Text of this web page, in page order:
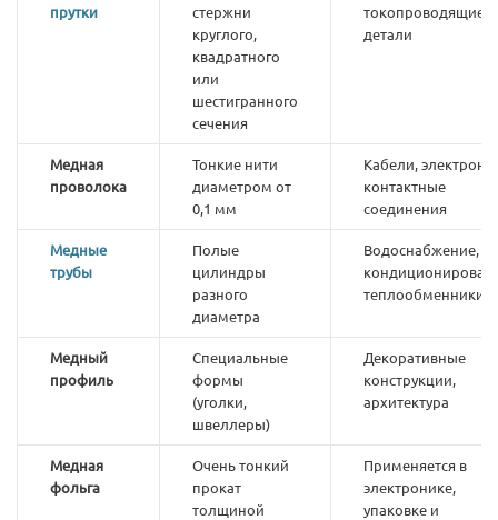
прутки
стержни
круглого,
квадратного
или
шестигранного
сечения
токопроводящие
детали
Медная
проволока
Тонкие нити
диаметром от
0,1 мм
Кабели,
контактные
соединения
Медные
трубы
Полые
цилиндры
разного
диаметра
Водоснабжение,
теплообменники
Медный
профиль
Специальные
формы
(уголки,
швеллеры)
Декоративные
конструкции,
архитектура
Медная
фольга
Очень тонкий
прокат
толщиной
Применяется в
электронике,
упаковке и